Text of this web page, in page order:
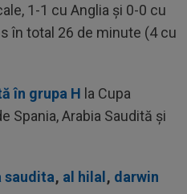
1-1 cu Anglia și 0-0 cu
în total 26 de minute (4 cu
în grupa H la Cupa
Spania, Arabia Saudită și
saudita, al hilal , darwin